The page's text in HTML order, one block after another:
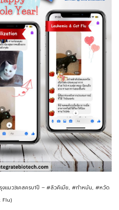
งแมว3เคสครบ1ปี – #ลิวคิเมีย, #ทำหมัน, #หวัด
Flu)